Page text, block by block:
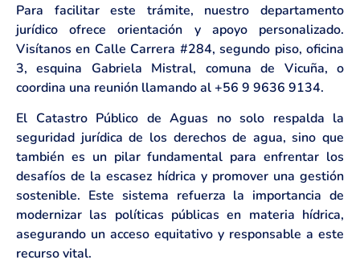
Para facilitar este trámite, nuestro departamento
jurídico ofrece orientación y apoyo personalizado.
Visítanos en Calle Carrera #284, segundo piso, oficina
3, esquina Gabriela Mistral, comuna de Vicuña, o
coordina una reunión llamando al +56 9 9636 9134.
El Catastro Público de Aguas no solo respalda la
seguridad jurídica de los derechos de agua, sino que
también es un pilar fundamental para enfrentar los
desafíos de la escasez hídrica y promover una gestión
sostenible. Este sistema refuerza la importancia de
modernizar las políticas públicas en materia hídrica,
asegurando un acceso equitativo y responsable a este
recurso vital.